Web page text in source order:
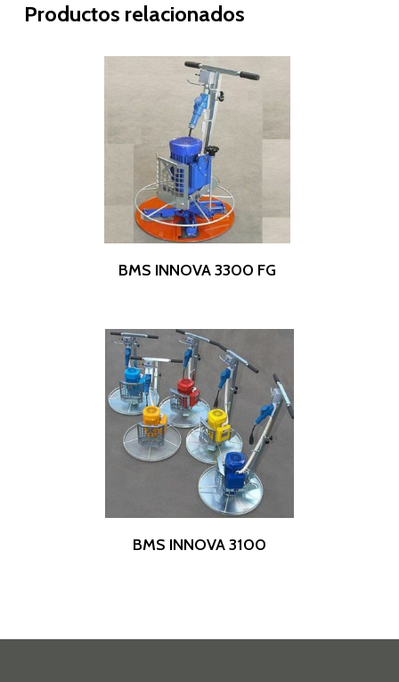
Productos relacionados
Leer Más
BMS INNOVA 3300 FG
Leer Más
BMS INNOVA 3100